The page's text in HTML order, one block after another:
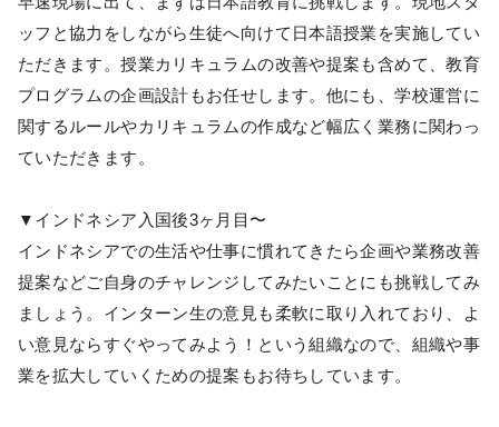
ッフと協力をしながら生徒へ向けて日本語授業を実施してい
ただきます。授業カリキュラムの改善や提案も含めて、教育
プログラムの企画設計もお任せします。他にも、学校運営に
関するルールやカリキュラムの作成など幅広く業務に関わっ
ていただきます。
▼インドネシア入国後3ヶ月目〜
インドネシアでの生活や仕事に慣れてきたら企画や業務改善
提案などご自身のチャレンジしてみたいことにも挑戦してみ
ましょう。インターン生の意見も柔軟に取り入れており、よ
い意見ならすぐやってみよう！という組織なので、組織や事
業を拡大していくための提案もお待ちしています。